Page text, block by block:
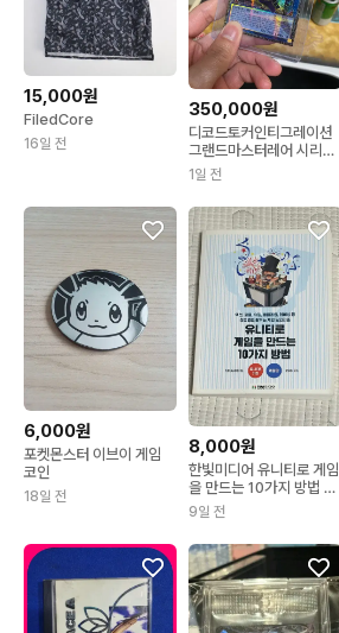
15,000원
FiledCore
16일 전
350,000원
디코드토커인티그레이션
그랜드마스터레어 시리얼
넘버2 판매합니다
1일 전
6,000원
포켓몬스터 이브이 게임
코인
18일 전
8,000원
한빛미디어 유니티로 게임
을 만드는 10가지 방법 가
토 마사키 팝니다
9일 전